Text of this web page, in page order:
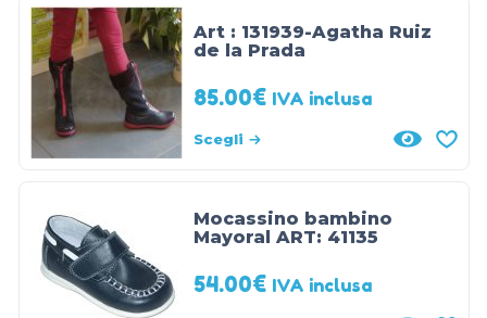
Art : 131939-Agatha Ruiz
de la Prada
85.00€ IVA inclusa
Scegli
Mocassino bambino
Mayoral ART: 41135
54.00€ IVA inclusa